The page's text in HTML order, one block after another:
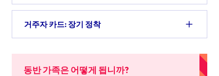
거주자 카드: 장기 정착
동반 가족은 어떻게 됩니까?